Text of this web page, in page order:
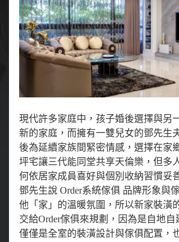
現代許多家庭中，孩子婚後選擇與另
新的家庭，而擁有一雙兒女的鄧先生
後為延續家族間緊密情感，選擇在家
坪宅讓三代能同堂共享天倫樂，但多
何依居家成員喜好與個別收納習慣妥
鄧先生說 Order系統傢俱 品牌形象與
他「家」的溫暖氛圍，所以新家裝潢
交給Order傢俱來規劃，因為是自地自
僅僅是全室的裝潢設計與傢俱配置，